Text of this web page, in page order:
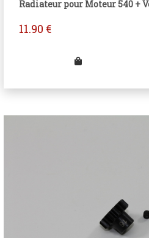
Radiateur pour Moteur 540 +
11.90 €